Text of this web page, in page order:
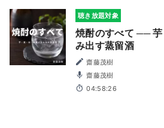
聴き放題対象
焼酎のすべて ──
み出す蒸留酒
齋藤茂樹
齋藤茂樹
04:58:26